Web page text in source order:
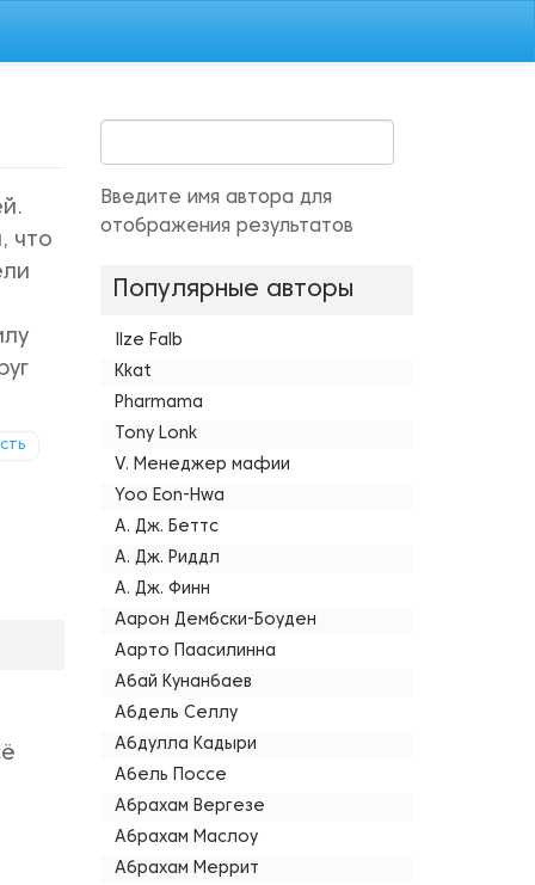
что
Введите имя автора для
отображения результатов
Популярные авторы
Ilze Falb
Kkat
Pharmama
Tony Lonk
V. Менеджер мафии
Yoo Eon-Hwa
А. Дж. Беттс
А. Дж. Риддл
А. Дж. Финн
Аарон Дембски-Боуден
Аарто Паасилинна
Абай Кунанбаев
Абдель Селлу
Абдулла Кадыри
Абель Поссе
Абрахам Вергезе
Абрахам Маслоу
Абрахам Меррит